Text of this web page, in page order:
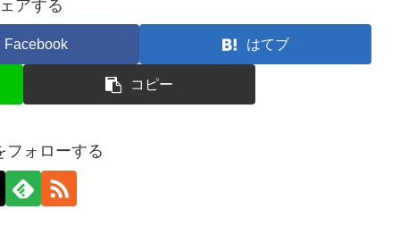
アする
Facebook はてブ
コピー
フォローする